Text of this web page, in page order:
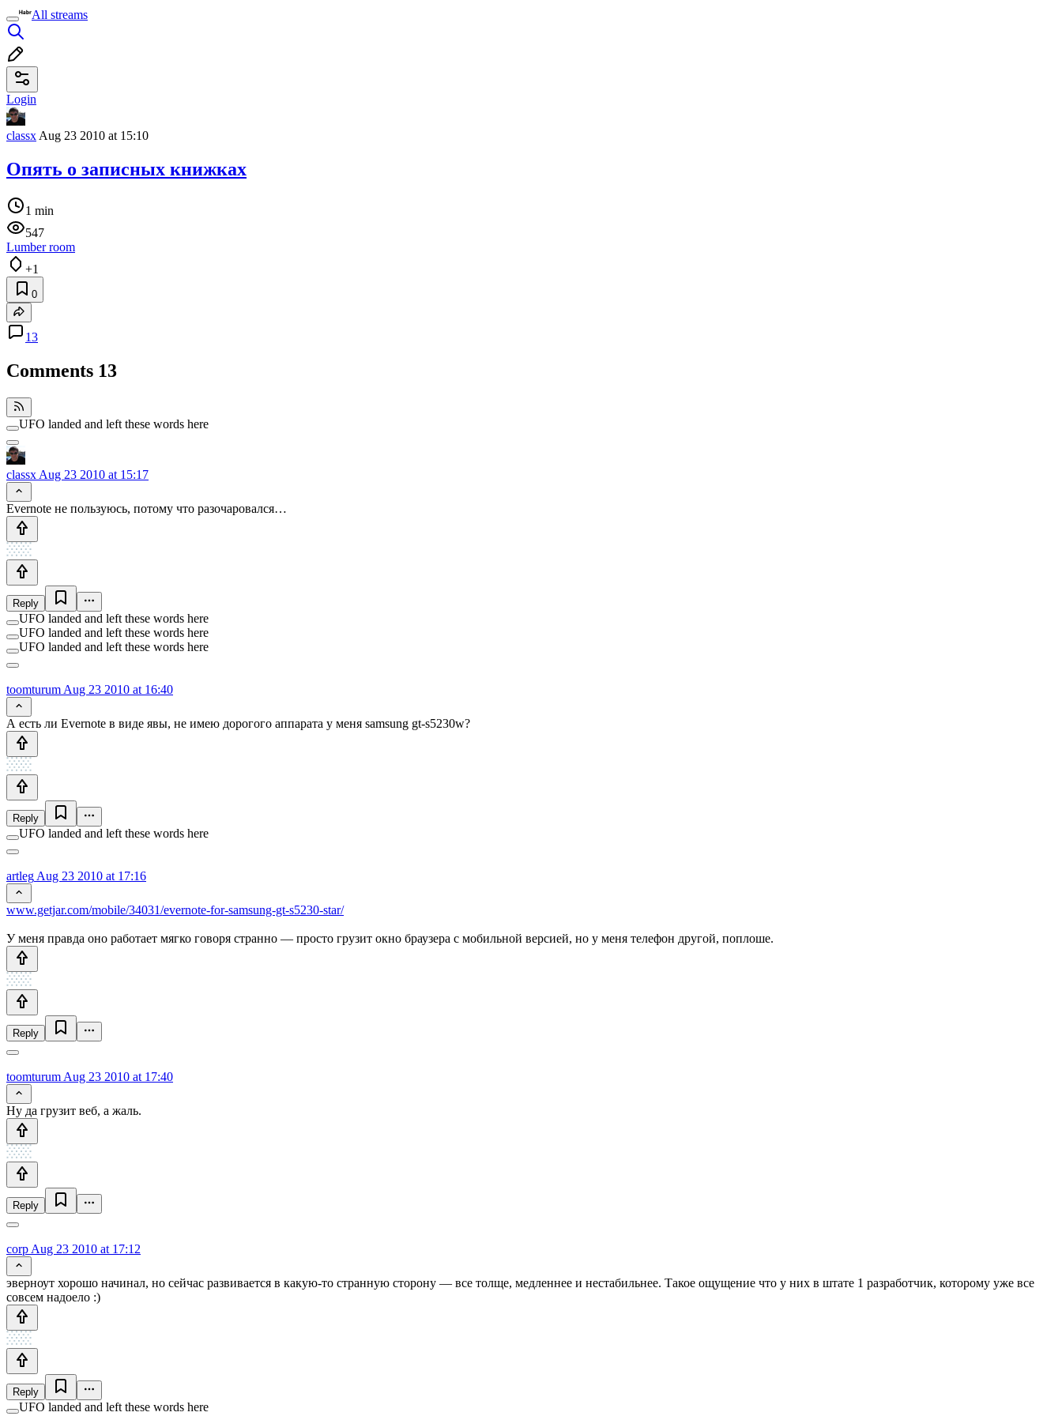
All streams
Login
classx Aug 23 2010 at 15:10
Опять о записных книжках
1 min
547
Lumber room
+1
0
13
Comments 13
UFO landed and left these words here
classx Aug 23 2010 at 15:17
Evernote не пользуюсь, потому что разочаровался…
Reply
UFO landed and left these words here
UFO landed and left these words here
UFO landed and left these words here
toomturum Aug 23 2010 at 16:40
А есть ли Evernote в виде явы, не имею дорогого аппарата у меня samsung gt-s5230w?
Reply
UFO landed and left these words here
artleg Aug 23 2010 at 17:16
www.getjar.com/mobile/34031/evernote-for-samsung-gt-s5230-star/
У меня правда оно работает мягко говоря странно — просто грузит окно браузера с мобильной версией, но у меня телефон другой, поплоше.
Reply
toomturum Aug 23 2010 at 17:40
Ну да грузит веб, а жаль.
Reply
corp Aug 23 2010 at 17:12
эверноут хорошо начинал, но сейчас развивается в какую-то странную сторону — все толще, медленнее и нестабильнее. Такое ощущение что у них в штате 1 разработчик, которому уже все
совсем надоело :)
Reply
UFO landed and left these words here